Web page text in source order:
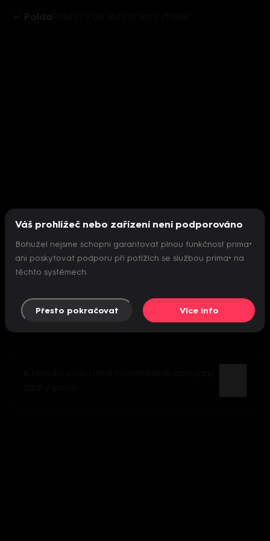
Polda
Nepodařilo se inicializovat přehrávač
Váš prohlížeč nebo zařízení není podporováno
Bohužel nejsme schopni garantovat plnou funkčnost prima+
ani poskytovat podporu při potížích se službou prima+ na
těchto systémech.
Přesto pokračovat Více info